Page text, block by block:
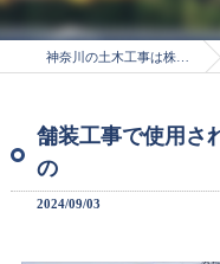
神奈川の土木工事は株式会社総栄
舗装工事で使用さ
の
2024/09/03